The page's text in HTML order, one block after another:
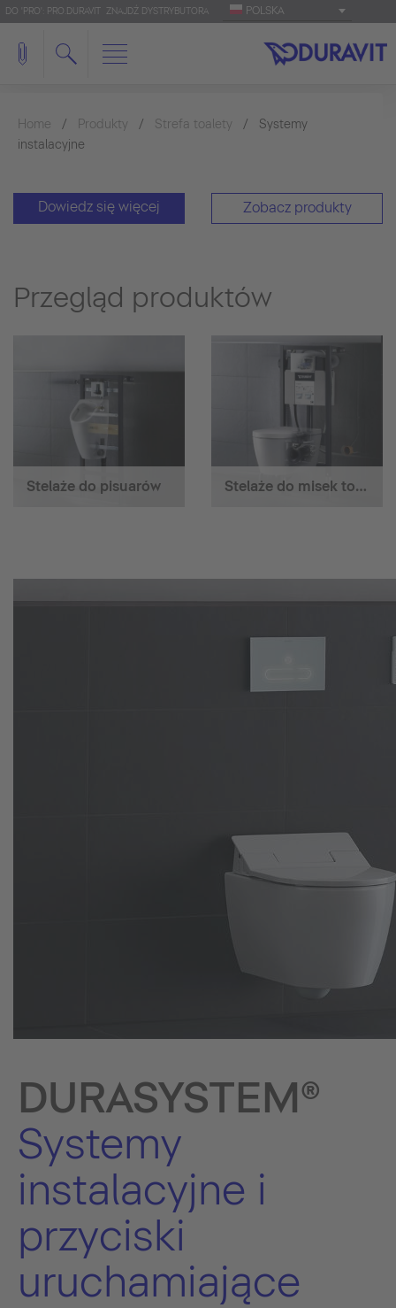
DO 'PRO': PRO.DURAVIT ZNAJDŹ DYSTRYBUTORA POLSKA
Home Produkty Strefa toalety
Systemy
instalacyjne
Dowiedz się więcej Zobacz produkty
Przegląd produktów
Stelaże do pisuarów Stelaże do misek toaletowych
DURASYSTEM®
Systemy
instalacyjne i
przyciski
uruchamiające